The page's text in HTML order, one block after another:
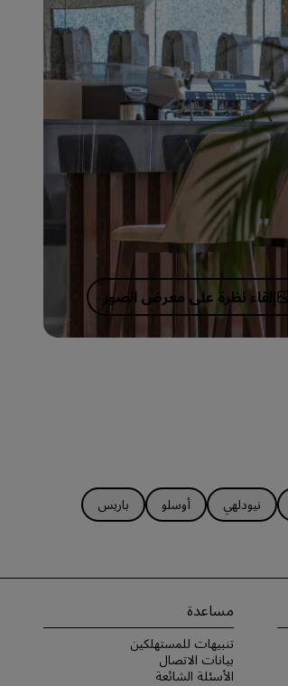
إلقاء نظرة على معرض الصور
نيودلهي أوسلو
باريس
مساعدة
تنبيهات للمستهلكين
بيانات الاتصال
الأسئلة الشائعة